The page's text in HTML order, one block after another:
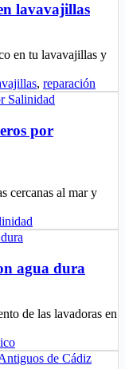
lavavajillas
en tu lavavajillas y
, reparación
por
cercanas al mar y
agua dura
de las lavadoras en